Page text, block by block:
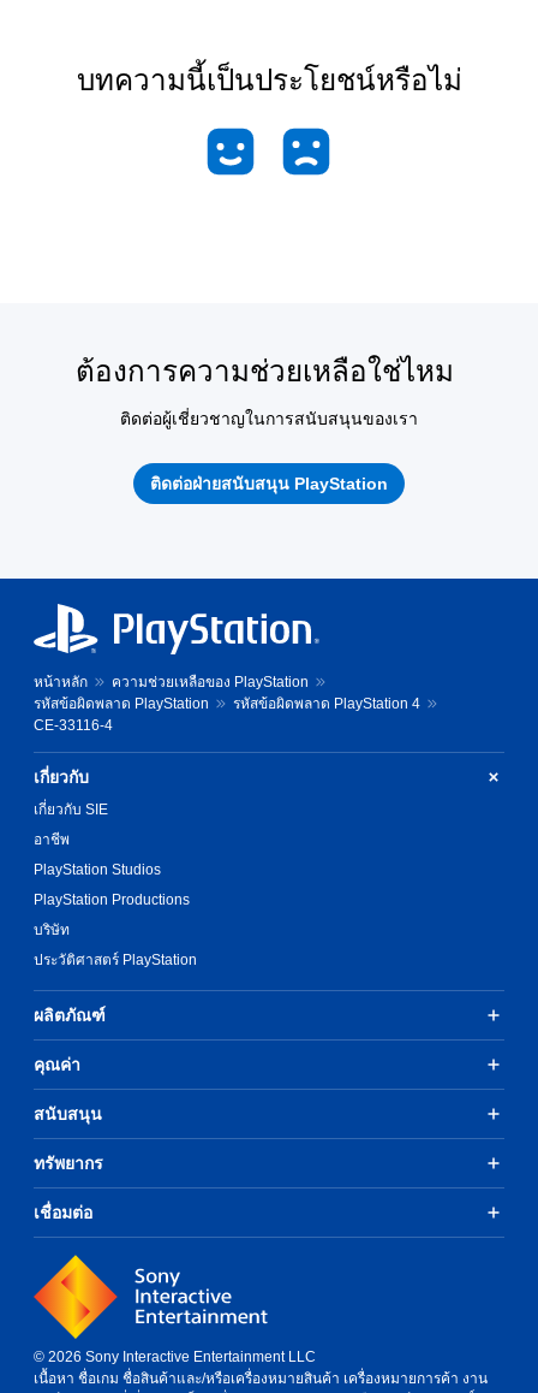
บทความนี้เป็นประโยชน์หรือไม่
ต้องการความช่วยเหลือใช่ไหม
ติดต่อผู้เชี่ยวชาญในการสนับสนุนของเรา
ติดต่อฝ่ายสนับสนุน PlayStation
หน้าหลัก
ความช่วยเหลือของ PlayStation
รหัสข้อผิดพลาด PlayStation
รหัสข้อผิดพลาด PlayStation 4
CE-33116-4
เกี่ยวกับ
เกี่ยวกับ SIE
อาชีพ
PlayStation Studios
PlayStation Productions
บริษัท
ประวัติศาสตร์ PlayStation
ผลิตภัณฑ์
คุณค่า
สนับสนุน
ทรัพยากร
เชื่อมต่อ
© 2026 Sony Interactive Entertainment LLC
เนื้อหา ชื่อเกม ชื่อสินค้าและ/หรือเครื่องหมายสินค้า เครื่องหมายการค้า งาน